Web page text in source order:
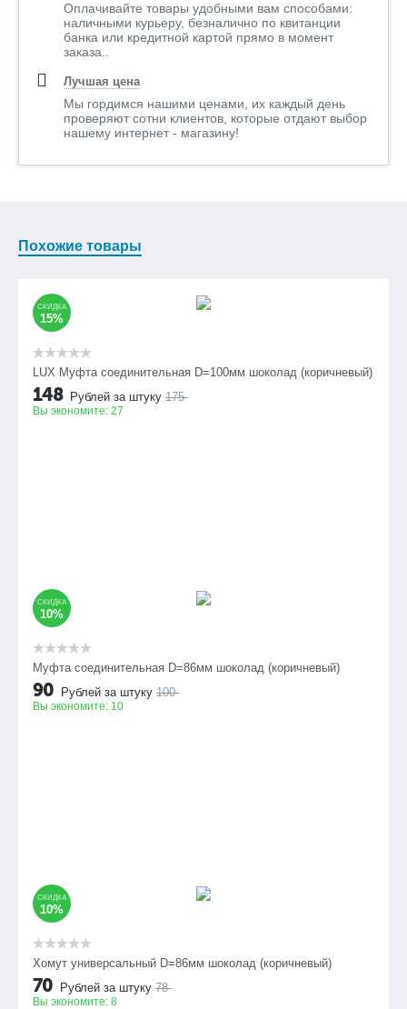
Оплачивайте товары удобными вам способами:
наличными курьеру, безналично по квитанции
банка или кредитной картой прямо в момент
заказа..
Лучшая цена
Мы гордимся нашими ценами, их каждый день
проверяют сотни клиентов, которые отдают выбор
нашему интернет - магазину!
Похожие товары
СКИДКА
15%
LUX Муфта соединительная D=100мм шоколад (коричневый)
148 Рублей за штуку 175
Вы экономите: 27
СКИДКА
10%
Муфта соединительная D=86мм шоколад (коричневый)
90 Рублей за штуку 100
Вы экономите: 10
СКИДКА
10%
Хомут универсальный D=86мм шоколад (коричневый)
70 Рублей за штуку 78
Вы экономите: 8